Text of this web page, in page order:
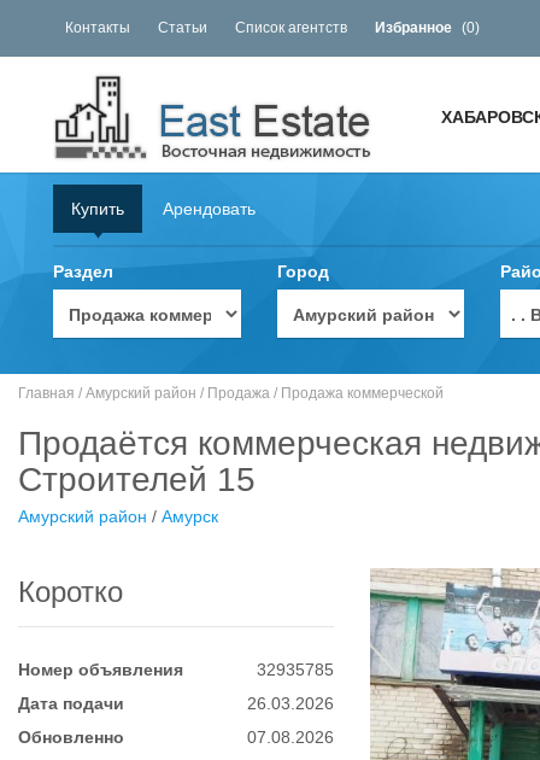
Контакты Статьи Список агентств Избранное (0)
Купить Арендовать
Раздел Город
. .
Главная / Амурский район / Продажа / Продажа коммерческой
Продаётся коммерческая
Строителей 15
Амурский район / Амурск
Коротко
Номер объявления
32935785
Дата подачи
26.03.2026
Обновленно
07.08.2026